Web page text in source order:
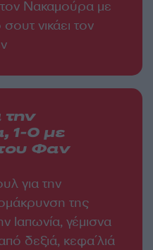
τον Νακαμούρα με
νικάει τον
την
1-0 με
Φαν
για την
της
Ιαπωνία, γέμισνα
δεξιά, κεφα΄λιά